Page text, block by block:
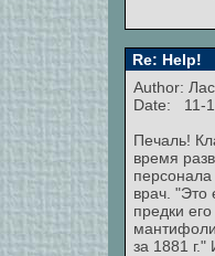
Re: Help!
Author:
Date: 11-
Печаль!
время
врач. "Это
предки
за 1881